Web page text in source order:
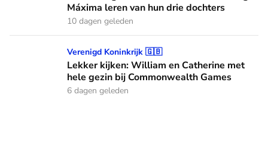
Máxima leren van hun drie dochters
10 dagen geleden
Lekker kijken: William en Catherine met hele gezin bij
Verenigd Koninkrijk 🇬🇧
Lekker kijken: William en Catherine met
hele gezin bij Commonwealth Games
6 dagen geleden